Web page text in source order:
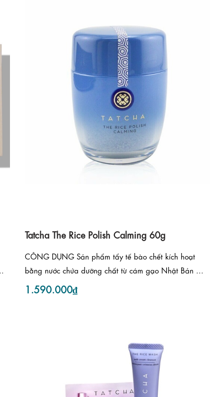
Tatcha The Rice Polish Calming 60g
CÔNG DỤNG Sản phẩm tẩy tế bào chết kích hoạt
bằng nước chứa dưỡng chất từ cám gạo Nhật Bản ...
1.590.000₫